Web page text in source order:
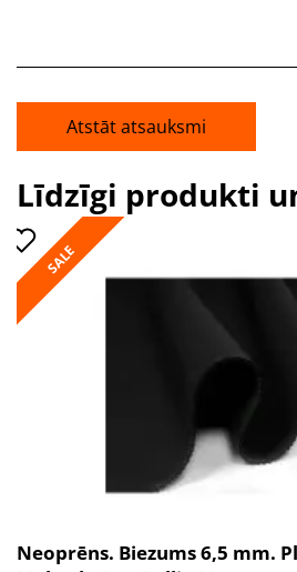
Atstāt atsauksmi
Līdzīgi produkti
SALE
Neoprēns. Biezums 6,5 mm.